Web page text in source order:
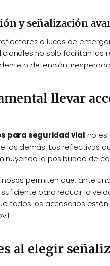
y señalización
reflectores o luces de
no solo facilitan
o detención
llevar
para seguridad vial no es
los demás. Los reflectivos
la posibilidad de
permiten que, ante
para reducir la
todos los accesorios
al elegir